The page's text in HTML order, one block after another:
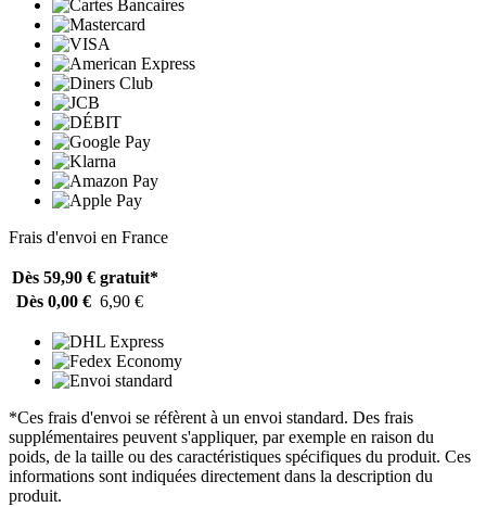
Frais d'envoi en France
Dès 59,90 € gratuit*
Dès 0,00 € 6,90 €
*Ces frais d'envoi se réfèrent à un envoi standard. Des frais
supplémentaires peuvent s'appliquer, par exemple en raison du
poids, de la taille ou des caractéristiques spécifiques du produit. Ces
informations sont indiquées directement dans la description du
produit.